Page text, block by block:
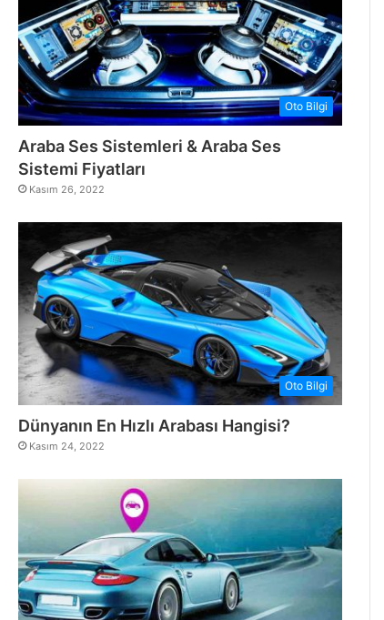
Oto Bilgi
Araba Ses Sistemleri & Araba Ses
Sistemi Fiyatları
Kasım 26, 2022
Oto Bilgi
Dünyanın En Hızlı Arabası Hangisi?
Kasım 24, 2022